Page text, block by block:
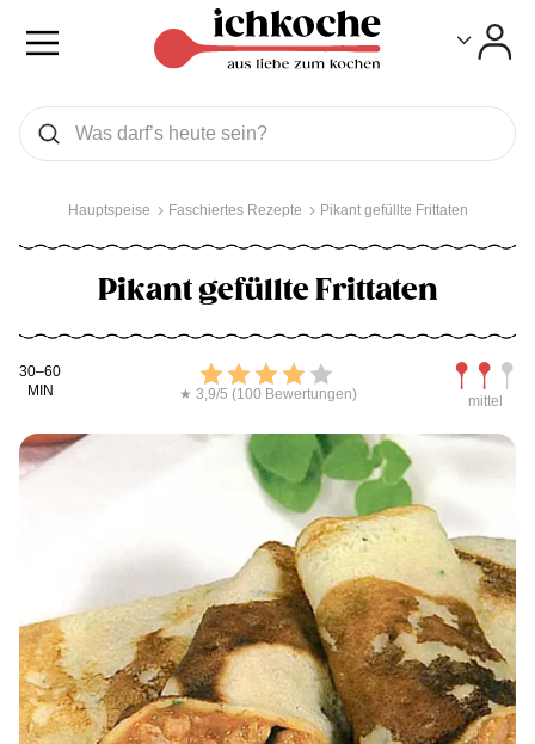
Was wollen Sie suchen
Suchen
Hauptspeise Faschiertes Rezepte Pikant gefüllte Frittaten
Pikant gefüllte Frittaten
Kochdauer
30–60
MIN
Bewerten
★ 3,9/5 (100 Bewertungen) mittel